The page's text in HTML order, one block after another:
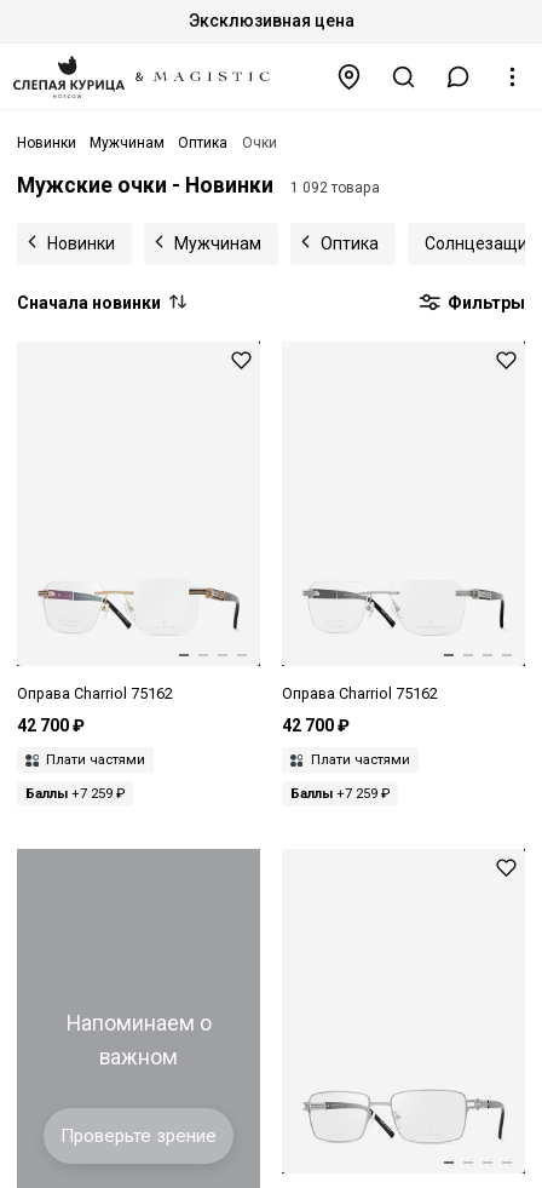
Эксклюзивная цена
Новинки Мужчинам Оптика Очки
Мужские очки - Новинки 1 092 товара
Новинки Мужчинам Оптика
Сначала новинки Фильтры
Оправа Charriol 75162
42 700 ₽
Плати частями
Баллы +7 259 ₽
Оправа Charriol 75162
42 700 ₽
Плати частями
Баллы+7 259 ₽
Напоминаем о
важном
Проверьте зрение